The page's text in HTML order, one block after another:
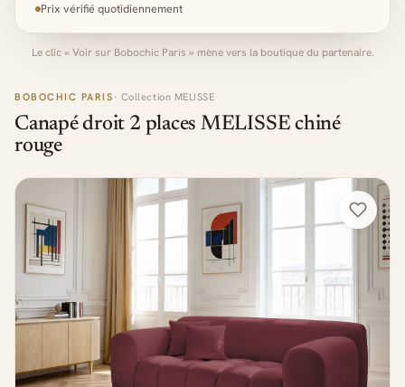
BOBOCHIC PARIS · Collection MELISSE
Canapé droit 2 places MELISSE chiné
rouge
Prix vérifié quotidiennement
Le clic « Voir sur Bobochic Paris » mène vers la boutique du partenaire.